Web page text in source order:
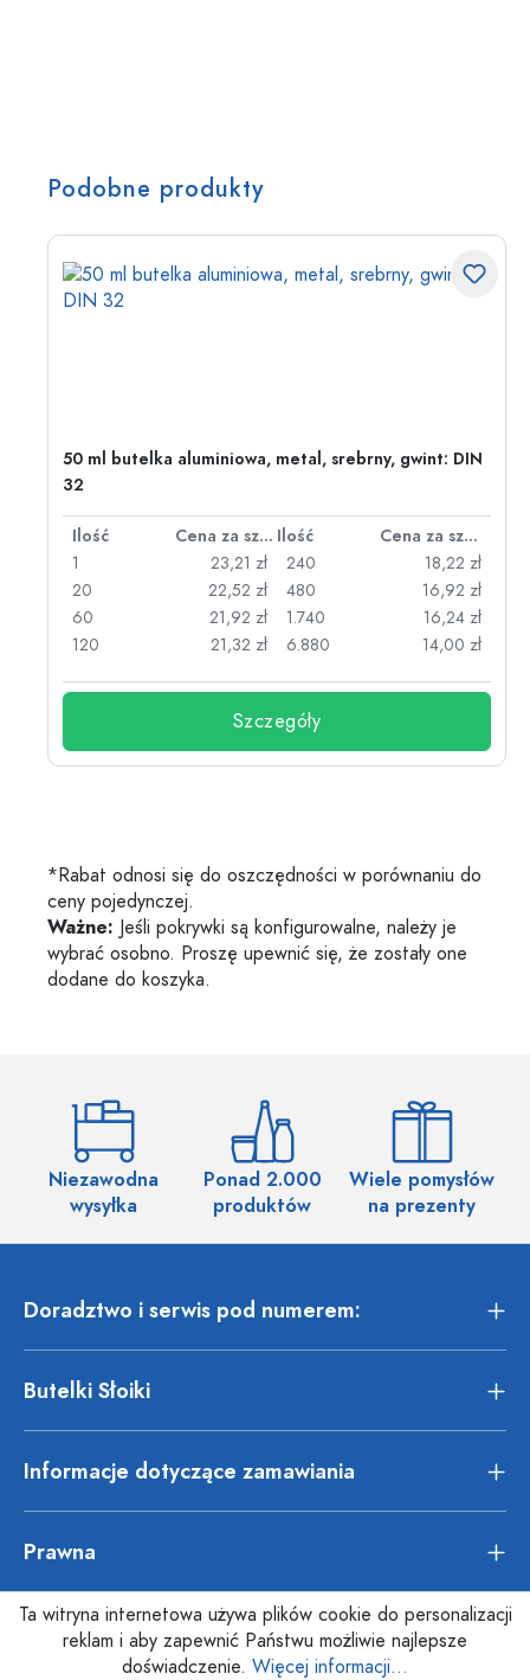
Podobne produkty
50 ml butelka aluminiowa, metal, srebrny, gwint: DIN
32
Ilość Cena za sztukę Ilość
Cena za sztukę
1
23,21 zł
20
22,52 zł
60
21,92 zł
120
21,32 zł
240
18,22 zł
480
16,92 zł
1.740
16,24 zł
6.880
14,00 zł
Szczegóły
*Rabat odnosi się do oszczędności w porównaniu do
ceny pojedynczej.
Ważne: Jeśli pokrywki są konfigurowalne, należy je
wybrać osobno. Proszę upewnić się, że zostały one
dodane do koszyka.
Niezawodna
wysyłka
Ponad 2.000
produktów
Wiele pomysłów
na prezenty
Doradztwo i serwis pod numerem:
Butelki Słoiki
Informacje dotyczące zamawiania
Prawna
Ta witryna internetowa używa plików cookie do personalizacji
reklam i aby zapewnić Państwu możliwie najlepsze
doświadczenie. Więcej informacji...